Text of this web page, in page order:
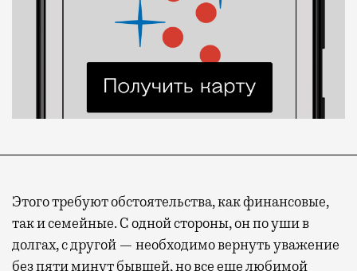
Этого требуют обстоятельства, как финансовые,
так и семейные. С одной стороны, он по уши в
долгах, с другой — необходимо вернуть уважение
без пяти минут бывшей, но все еще любимой